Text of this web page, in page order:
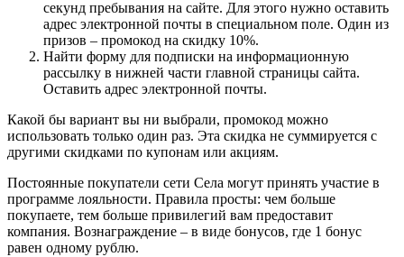
секунд пребывания на сайте. Для этого нужно оставить
адрес электронной почты в специальном поле. Один из
призов – промокод на скидку 10%.
Найти форму для подписки на информационную
рассылку в нижней части главной страницы сайта.
Оставить адрес электронной почты.
Какой бы вариант вы ни выбрали, промокод можно
использовать только один раз. Эта скидка не суммируется с
другими скидками по купонам или акциям.
Постоянные покупатели сети Села могут принять участие в
программе лояльности. Правила просты: чем больше
покупаете, тем больше привилегий вам предоставит
компания. Вознаграждение – в виде бонусов, где 1 бонус
равен одному рублю.